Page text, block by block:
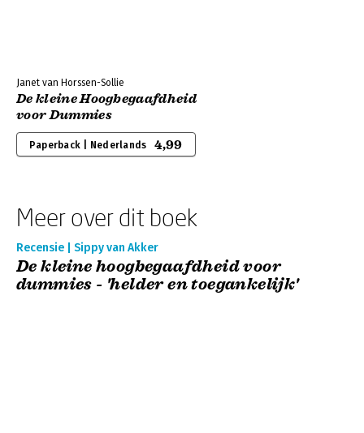
Janet van Horssen-Sollie
De kleine Hoogbegaafdheid
voor Dummies
Paperback | Nederlands 4,99
Meer over dit boek
Recensie | Sippy van Akker
De kleine hoogbegaafdheid voor
dummies - 'helder en toegankelijk'